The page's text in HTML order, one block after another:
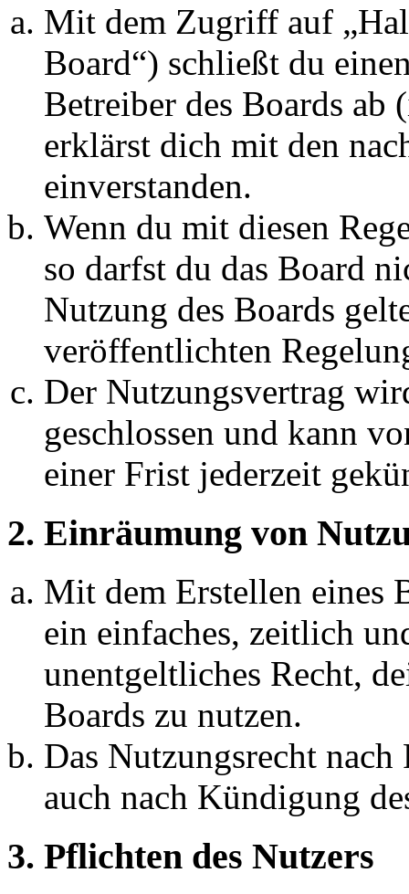
Mit dem Zugriff auf
Board“) schließt du
Betreiber des Boards ab
erklärst dich mit den
einverstanden.
Wenn du mit diesen
so darfst du das Board
Nutzung des Boards
veröffentlichten
Der Nutzungsvertrag
geschlossen und kann
einer Frist jederzeit
2. Einräumung von
Mit dem Erstellen eines
ein einfaches, zeitlich
unentgeltliches Recht,
Boards zu nutzen.
Das Nutzungsrecht
auch nach Kündigung
3. Pflichten des Nutzers